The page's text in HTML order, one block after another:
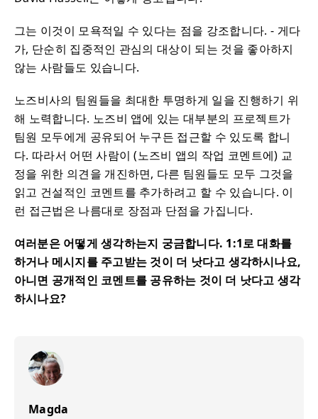
그는 이것이 모욕적일 수 있다는 점을 강조합니다. - 게다
가, 단순히 집중적인 관심의 대상이 되는 것을 좋아하지
않는 사람들도 있습니다.
노즈비사의 팀원들을 최대한 투명하게 일을 진행하기 위
해 노력합니다. 노즈비 앱에 있는 대부분의 프로젝트가
팀원 모두에게 공유되어 누구든 접근할 수 있도록 합니
다. 따라서 어떤 사람이 (노즈비 앱의 작업 코멘트에) 교
정을 위한 의견을 개진하면, 다른 팀원들도 모두 그것을
읽고 건설적인 코멘트를 추가하려고 할 수 있습니다. 이
런 접근법은 나름대로 장점과 단점을 가집니다.
여러분은 어떻게 생각하는지 궁금합니다. 1:1로 대화를
하거나 메시지를 주고받는 것이 더 낫다고 생각하시나요,
아니면 공개적인 코멘트를 공유하는 것이 더 낫다고 생각
하시나요?
Magda